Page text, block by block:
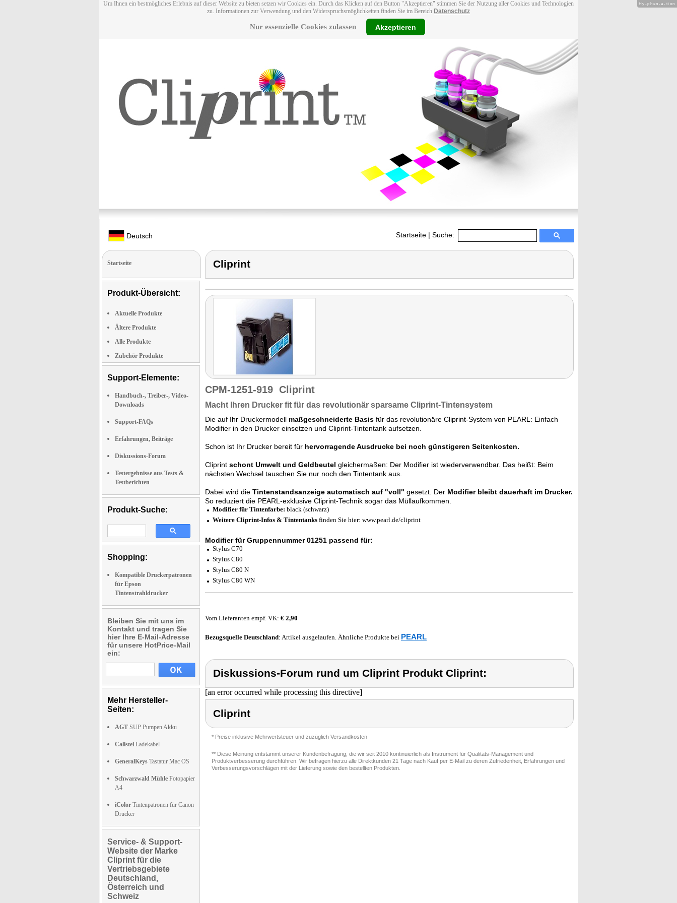
Um Ihnen ein bestmögliches Erlebnis auf dieser Website zu bieten setzen wir Cookies ein. Durch das Klicken auf den Button "Akzeptieren" stimmen Sie der Nutzung aller Cookies und Technologien
zu. Informationen zur Verwendung und den Widerspruchsmöglichkeiten finden Sie im Bereich Datenschutz
Nur essenzielle Cookies zulassen Akzeptieren
Deutsch Startseite | Suche:
Startseite
Produkt-Übersicht:
Aktuelle Produkte
Ältere Produkte
Alle Produkte
Zubehör Produkte
Support-Elemente:
Handbuch-, Treiber-, Video-
Downloads
Support-FAQs
Erfahrungen, Beiträge
Diskussions-Forum
Testergebnisse aus Tests &
Testberichten
Produkt-Suche:
Shopping:
Kompatible Druckerpatronen
für Epson
Tintenstrahldrucker
Bleiben Sie mit uns im
Kontakt und tragen Sie
hier Ihre E-Mail-Adresse
für unsere HotPrice-Mail
ein:
Mehr Hersteller-
Seiten:
AGT SUP Pumpen Akku
Callstel Ladekabel
GeneralKeys Tastatur Mac OS
Schwarzwald Mühle Fotopapier
A4
iColor Tintenpatronen für Canon
Drucker
Service- & Support-
Website der Marke
Cliprint für die
Vertriebsgebiete
Deutschland,
Österreich und
Schweiz
Cliprint
CPM-1251-919 Cliprint
Macht Ihren Drucker fit für das revolutionär sparsame Cliprint-Tintensystem
Die auf Ihr Druckermodell maßgeschneiderte Basis für das revolutionäre Cliprint-System von PEARL: Einfach
Modifier in den Drucker einsetzen und Cliprint-Tintentank aufsetzen.
Schon ist Ihr Drucker bereit für hervorragende Ausdrucke bei noch günstigeren Seitenkosten.
Cliprint schont Umwelt und Geldbeutel gleichermaßen: Der Modifier ist wiederverwendbar. Das heißt: Beim
nächsten Wechsel tauschen Sie nur noch den Tintentank aus.
Dabei wird die Tintenstandsanzeige automatisch auf "voll" gesetzt. Der Modifier bleibt dauerhaft im Drucker.
So reduziert die PEARL-exklusive Cliprint-Technik sogar das Müllaufkommen.
Modifier für Tintenfarbe: black (schwarz)
Weitere Cliprint-Infos & Tintentanks finden Sie hier: www.pearl.de/cliprint
Modifier für Gruppennummer 01251 passend für:
Stylus C70
Stylus C80
Stylus C80 N
Stylus C80 WN
Vom Lieferanten empf. VK: € 2,90
Bezugsquelle Deutschland: Artikel ausgelaufen. Ähnliche Produkte bei PEARL
Diskussions-Forum rund um Cliprint Produkt Cliprint:
[an error occurred while processing this directive]
Cliprint
* Preise inklusive Mehrwertsteuer und zuzüglich Versandkosten
** Diese Meinung entstammt unserer Kundenbefragung, die wir seit 2010 kontinuierlich als Instrument für Qualitäts-Management und
Produktverbesserung durchführen. Wir befragen hierzu alle Direktkunden 21 Tage nach Kauf per E-Mail zu deren Zufriedenheit, Erfahrungen und
Verbesserungsvorschlägen mit der Lieferung sowie den bestellten Produkten.
Hy-phen-a-tion